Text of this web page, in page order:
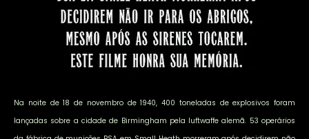
Na noite de 18 de novembro de 1940, 400 toneladas de explosivos foram
lançadas sobre a cidade de Birmingham pela luftwaffe alemã. 53 operários